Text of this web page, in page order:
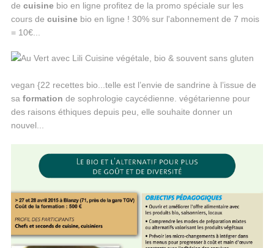
de cuisinebio en ligne profitez de la promo spéciale sur les
cours de cuisinebio en ligne ! 30% sur l'abonnement de 7 mois
= 10€...
vegan {22 recettes bio...telle est l’envie de sandrine à l’issue de
sa formation de sophrologie caycédienne. végétarienne pour
des raisons éthiques depuis peu, elle souhaite donner un
nouvel...